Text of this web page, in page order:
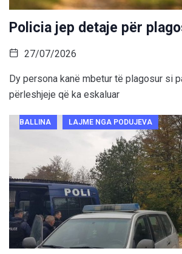
Policia jep detaje për
27/07/2026
Dy persona kanë mbetur të plagosur si
përleshjeje që ka eskaluar
BALLINA LAJME NGA PODUJEVA